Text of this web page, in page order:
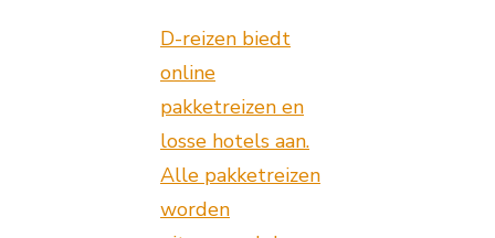
D-reizen biedt
online
pakketreizen en
losse hotels aan.
Alle pakketreizen
worden